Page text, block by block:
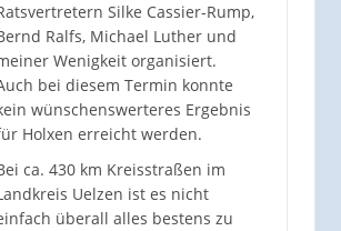
Silke Cassier-Rump,
Ralfs, Michael Luther und
Wenigkeit organisiert.
bei diesem Termin konnte
wünschenswerteres Ergebnis
Holxen erreicht werden.
ca. 430 km Kreisstraßen im
Uelzen ist es nicht
überall alles bestens zu